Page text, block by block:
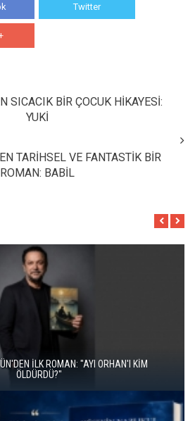
Twitter
SICACIK BİR ÇOCUK HİKAYESİ:
YUKİ
TARİHSEL VE FANTASTİK BİR
ROMAN: BABİL
VE BİTMEYEN BİR ENERJİ